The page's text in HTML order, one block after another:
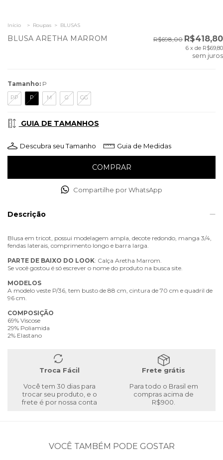
Início > Roupas > BLUSAS
BLUSA ARETHA MARROM R$698,00 R$418,80
6 x de R$69,80
sem juros
Tamanho: P
PP P M G GG
GUIA DE TAMANHOS
Descubra seu Tamanho Guia de Medidas
Compartilhe por WhatsApp
Descrição
Blusa em tricot, possui modelagem ampla, decote redondo, manga 3/4,
fendas laterais, comprimento longo e barra larga.
PARTE DE BAIXO DO LOOK: Calça Aretha Marrom.
Se você gostou é só escrever o nome do produto na busca site.
MODELOS
A modelo veste P/36, tem busto de 88 cm, cintura de 70 cm e quadril de
96 cm.
COMPOSIÇÃO
69% Viscose
29% Poliamida
2% Elastano
Troca Fácil
Você tem 30 dias para
trocar seu produto, e o
frete é por nossa conta
Frete grátis
Para todo o Brasil em
compras acima de
R$900.
VOCÊ TAMBÉM PODE GOSTAR